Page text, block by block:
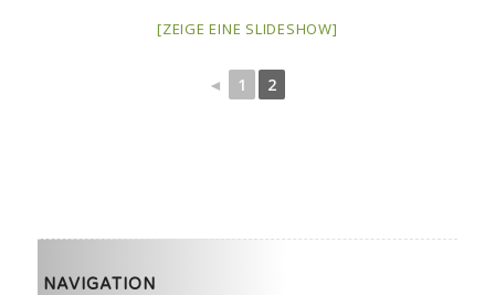
[ZEIGE EINE SLIDESHOW]
◄ 1 2
NAVIGATION